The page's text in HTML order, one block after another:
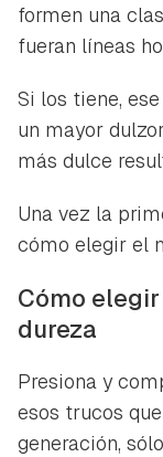
formen una
fueran líneas
Si los tiene,
un mayor
más dulce
Una vez la
cómo elegir el
Cómo
dureza
Presiona y
esos trucos
generación,